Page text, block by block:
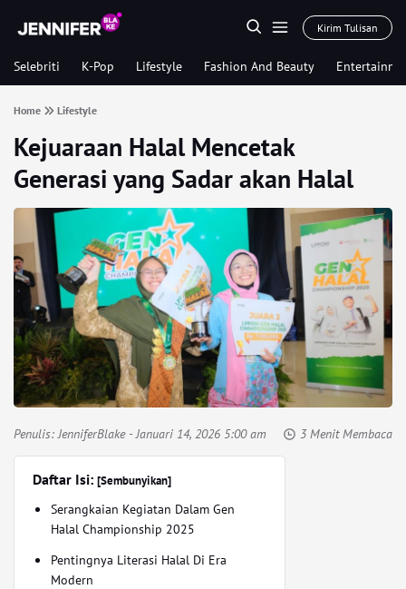
Kirim Tulisan
Selebriti K-Pop Lifestyle Fashion And Beauty
Home Lifestyle
Kejuaraan Halal Mencetak
Generasi yang Sadar akan Halal
Penulis:JenniferBlake- Januari 14, 2026 5:00 am 3 Menit Membaca
Daftar Isi: [Sembunyikan]
Serangkaian Kegiatan Dalam Gen
Halal Championship 2025
Pentingnya Literasi Halal Di Era
Modern